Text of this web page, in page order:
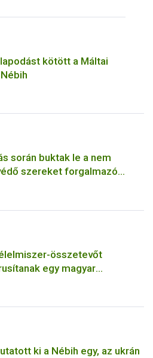
kötött a Máltai
során buktak le a nem
szereket forgalmazó
összetevőt
egy magyar
ki a Nébih egy, az ukrán